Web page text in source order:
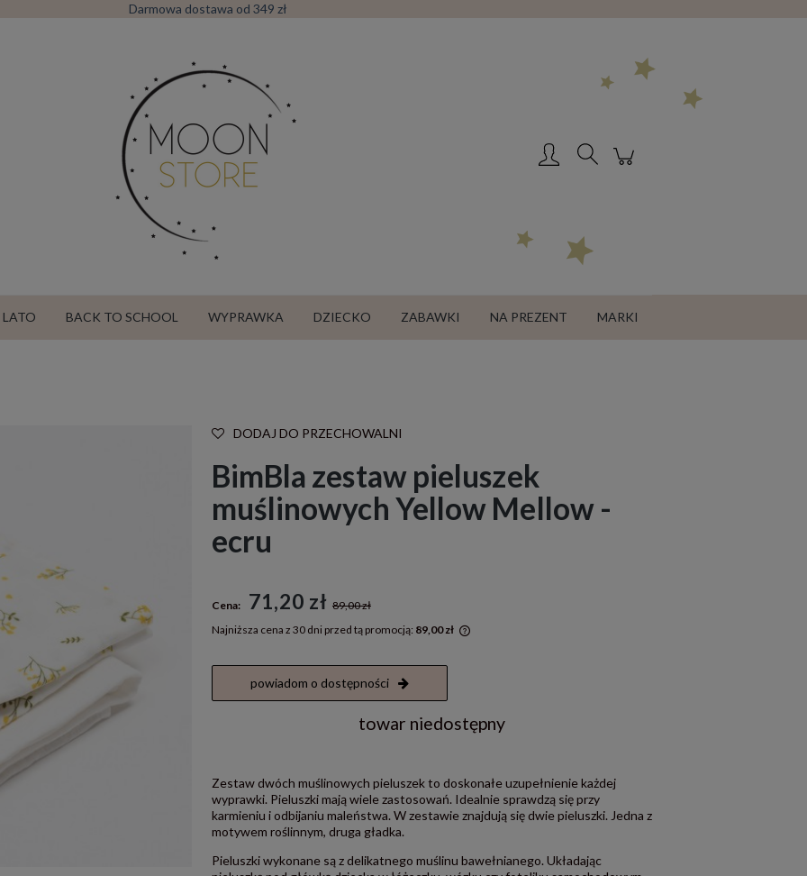
Darmowa dostawa od 349 zł
LATO BACK TO SCHOOL WYPRAWKA DZIECKO ZABAWKI NA PREZENT MARKI
DODAJ DO PRZECHOWALNI
BimBla zestaw pieluszek
muślinowych Yellow Mellow -
ecru
Cena: 71,20 zł 89,00 zł
Najniższa cena z 30 dni przed tą promocją: 89,00 zł
Jeżeli produkt jest sprzedawany krócej niż
30 dni, wyświetlana jest najniższa cena od
momentu, kiedy produkt pojawił się w
powiadom o dostępności
towar niedostępny
Zestaw dwóch muślinowych pieluszek to doskonałe uzupełnienie każdej
wyprawki. Pieluszki mają wiele zastosowań. Idealnie sprawdzą się przy
karmieniu i odbijaniu maleństwa. W zestawie znajdują się dwie pieluszki. Jedna z
motywem roślinnym, druga gładka.
Pieluszki wykonane są z delikatnego muślinu bawełnianego. Układając